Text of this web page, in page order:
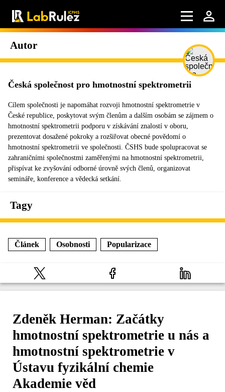
Autor
Česká společnost pro hmotnostní spektrometrii
Cílem společnosti je napomáhat rozvoji hmotnostní spektrometrie v
České republice, poskytovat svým členům a dalším osobám se zájmem o
hmotnostní spektrometrii podporu v získávání znalostí v oboru,
prezentovat dosažené pokroky a rozšiřovat obecné povědomí o
hmotnostní spektrometrii ve společnosti. ČSHS bude spolupracovat se
zahraničními společnostmi zaměřenými na hmotnostní spektrometrii,
přispívat ke zvyšování odborné úrovně svých členů, organizovat
semináře, konference a vědecká setkání.
Tagy
Článek Osobnosti Popularizace
Zdeněk Herman: Začátky
hmotnostní spektrometrie u nás a
hmotnostní spektrometrie v
Ústavu fyzikální chemie
Akademie věd